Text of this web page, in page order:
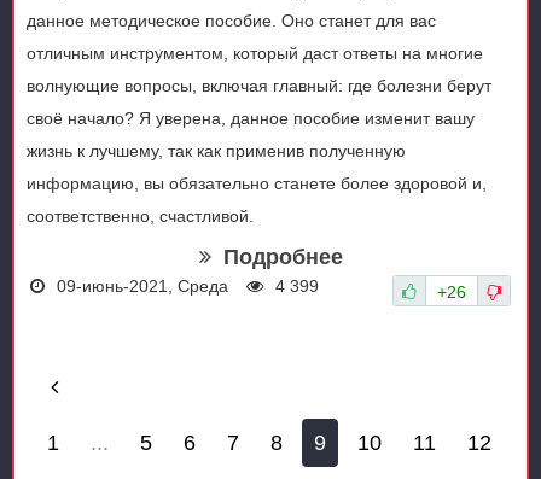
данное методическое пособие. Оно станет для вас
отличным инструментом, который даст ответы на многие
волнующие вопросы, включая главный: где болезни берут
своё начало? Я уверена, данное пособие изменит вашу
жизнь к лучшему, так как применив полученную
информацию, вы обязательно станете более здоровой и,
соответственно, счастливой.
Подробнее
09-июнь-2021, Среда 4 399 +26
1 ... 5 6 7 8 9 10 11 12